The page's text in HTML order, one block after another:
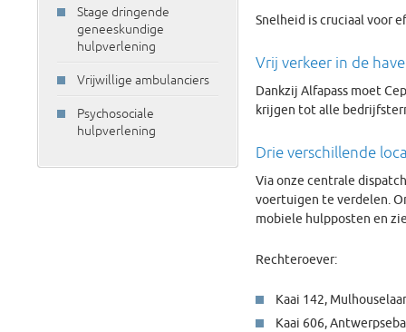
Stage dringende
geneeskundige
hulpverlening
Vrijwillige ambulanciers
Psychosociale
hulpverlening
Snelheid is cruciaal voor
Vrij verkeer in de
Dankzij Alfapass moet
krijgen tot alle
Drie verschillende
Via onze centrale
voertuigen te verdelen.
mobiele hulpposten en
Rechteroever:
Kaai 142,
Kaai 606,